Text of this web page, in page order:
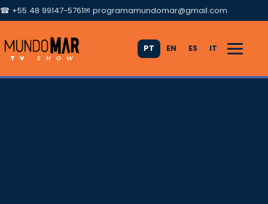
☎ +55 48 99147-5761✉ programamundomar@gmail.com
PT EN ES IT